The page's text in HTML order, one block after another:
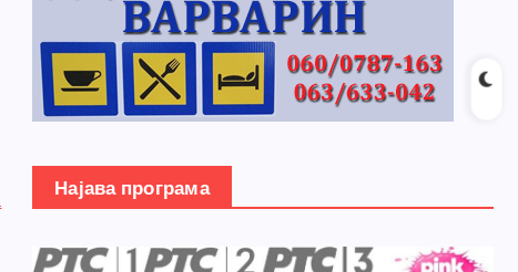
Најава програма